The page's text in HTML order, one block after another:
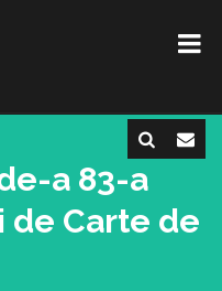
a 83-a
de Carte de